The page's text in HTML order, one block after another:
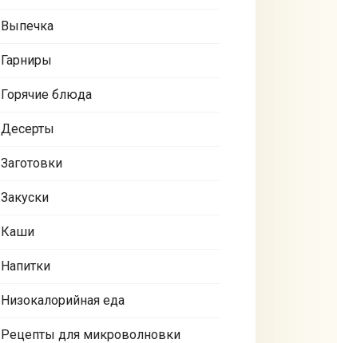
Выпечка
Гарниры
Горячие блюда
Десерты
Заготовки
Закуски
Каши
Напитки
Низокалорийная еда
Рецепты для микроволновки